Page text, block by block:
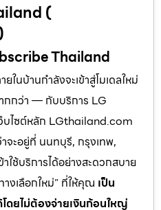
(
Thailand
ในบ้านกำลังจะเข้าสู่โมเดลใหม่
กกว่า — กับบริการ LG
ไซต์หลัก LGthailand.com
จะอยู่ที่ นนทบุรี, กรุงเทพ,
าใช้บริการได้อย่างสะดวกสบาย
งเลือกใหม่” ที่ให้คุณ เป็น
โดยไม่ต้องจ่ายเงินก้อนใหญ่